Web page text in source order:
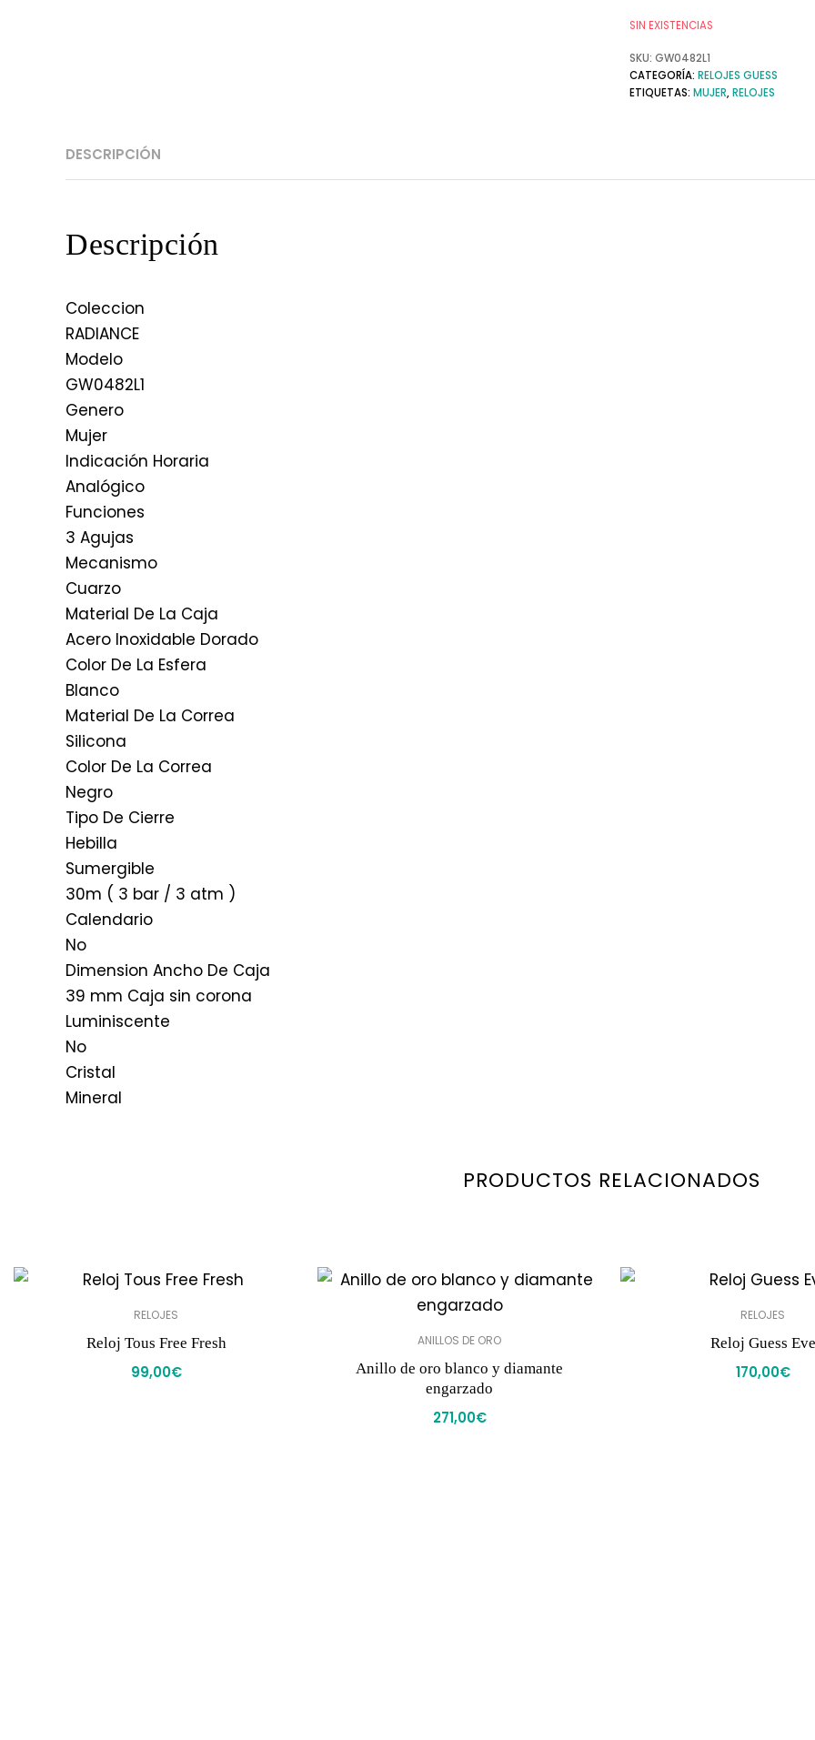
SIN EXISTENCIAS
SKU: GW0482L1
CATEGORÍA: RELOJES GUESS
ETIQUETAS: MUJER,RELOJES
DESCRIPCIÓN
Descripción
Coleccion
RADIANCE
Modelo
GW0482L1
Genero
Mujer
Indicación Horaria
Analógico
Funciones
3 Agujas
Mecanismo
Cuarzo
Material De La Caja
Acero Inoxidable Dorado
Color De La Esfera
Blanco
Material De La Correa
Silicona
Color De La Correa
Negro
Tipo De Cierre
Hebilla
Sumergible
30m ( 3 bar / 3 atm )
Calendario
No
Dimension Ancho De Caja
39 mm Caja sin corona
Luminiscente
No
Cristal
Mineral
PRODUCTOS RELACIONADOS
RELOJES
Reloj Tous Free Fresh
99,00€
ANILLOS DE ORO
Anillo de oro blanco y diamante
engarzado
271,00€
RELOJES
Reloj Guess Eve
170,00€